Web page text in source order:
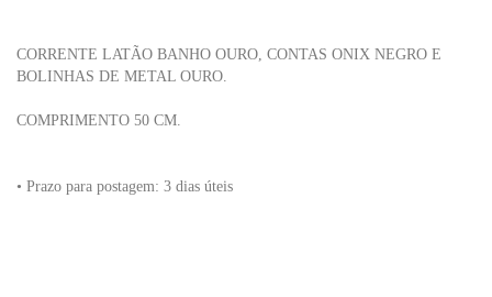
CORRENTE LATÃO BANHO OURO, CONTAS ONIX NEGRO E
BOLINHAS DE METAL OURO.
COMPRIMENTO 50 CM.
• Prazo para postagem: 3 dias úteis